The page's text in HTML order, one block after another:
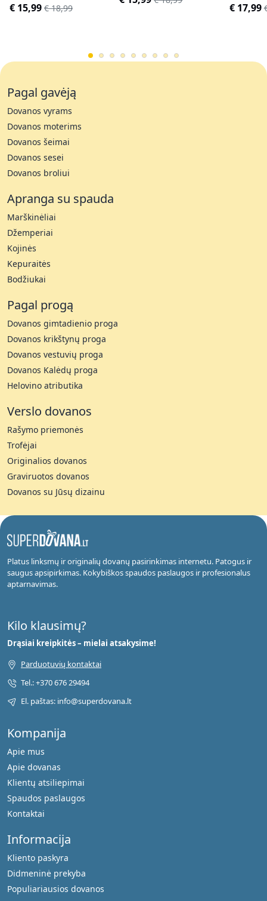
€ 15,99 € 18,99 € 17,99
Pagal gavėją
Dovanos vyrams
Dovanos moterims
Dovanos šeimai
Dovanos sesei
Dovanos broliui
Apranga su spauda
Marškinėliai
Džemperiai
Kojinės
Kepuraitės
Bodžiukai
Pagal progą
Dovanos gimtadienio proga
Dovanos krikštynų proga
Dovanos vestuvių proga
Dovanos Kalėdų proga
Helovino atributika
Verslo dovanos
Rašymo priemonės
Trofėjai
Originalios dovanos
Graviruotos dovanos
Dovanos su Jūsų dizainu
Platus linksmų ir originalių dovanų pasirinkimas internetu. Patogus ir
saugus apsipirkimas. Kokybiškos spaudos paslaugos ir profesionalus
aptarnavimas.
Kompanija
Apie mus
Apie dovanas
Klientų atsiliepimai
Spaudos paslaugos
Kontaktai
Informacija
Kliento paskyra
Didmeninė prekyba
Populiariausios dovanos
Kilo klausimų?
Drąsiai kreipkitės – mielai atsakysime!
Parduotuvių kontaktai
Tel.: +370 676 29494
El. paštas: info@superdovana.lt